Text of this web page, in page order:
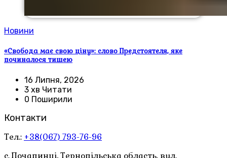
Новини
«Свобода має свою ціну»: слово Предстоятеля, яке
починалося тишею
16 Липня, 2026
3 хв Читати
0 Поширили
Контакти
Тел.: +38(067) 793-76-96